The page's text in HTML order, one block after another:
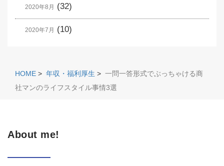
2020年8月 (32)
2020年7月 (10)
HOME > 年収・福利厚生 > 一問一答形式でぶっちゃける商
社マンのライフスタイル事情3選
About me!